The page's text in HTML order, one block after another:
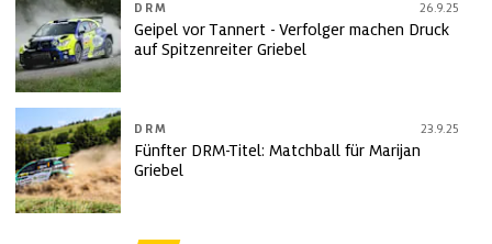
DRM 26.9.25
Geipel vor Tannert - Verfolger machen Druck
auf Spitzenreiter Griebel
DRM 23.9.25
Fünfter DRM-Titel: Matchball für Marijan
Griebel